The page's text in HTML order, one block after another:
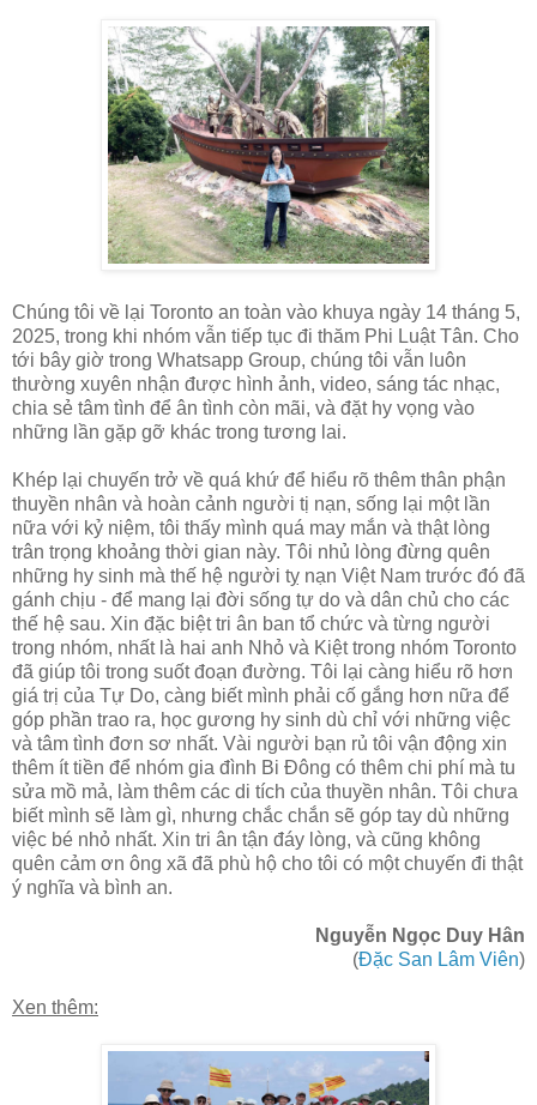
Chúng tôi về lại Toronto an toàn vào khuya ngày 14 tháng 5,
2025, trong khi nhóm vẫn tiếp tục đi thăm Phi Luật Tân. Cho
tới bây giờ trong Whatsapp Group, chúng tôi vẫn luôn
thường xuyên nhận được hình ảnh, video, sáng tác nhạc,
chia sẻ tâm tình để ân tình còn mãi, và đặt hy vọng vào
những lần gặp gỡ khác trong tương lai.
Khép lại chuyến trở về quá khứ để hiểu rõ thêm thân phận
thuyền nhân và hoàn cảnh người tị nạn, sống lại một lần
nữa với kỷ niệm, tôi thấy mình quá may mắn và thật lòng
trân trọng khoảng thời gian này. Tôi nhủ lòng đừng quên
những hy sinh mà thế hệ người tỵ nạn Việt Nam trước đó đã
gánh chịu - để mang lại đời sống tự do và dân chủ cho các
thế hệ sau. Xin đặc biệt tri ân ban tổ chức và từng người
trong nhóm, nhất là hai anh Nhỏ và Kiệt trong nhóm Toronto
đã giúp tôi trong suốt đoạn đường. Tôi lại càng hiểu rõ hơn
giá trị của Tự Do, càng biết mình phải cố gắng hơn nữa để
góp phần trao ra, học gương hy sinh dù chỉ với những việc
và tâm tình đơn sơ nhất. Vài người bạn rủ tôi vận động xin
thêm ít tiền để nhóm gia đình Bi Đông có thêm chi phí mà tu
sửa mồ mả, làm thêm các di tích của thuyền nhân. Tôi chưa
biết mình sẽ làm gì, nhưng chắc chắn sẽ góp tay dù những
việc bé nhỏ nhất. Xin tri ân tận đáy lòng, và cũng không
quên cảm ơn ông xã đã phù hộ cho tôi có một chuyến đi thật
ý nghĩa và bình an.
Nguyễn Ngọc Duy Hân
(Đặc San Lâm Viên)
Xen thêm: